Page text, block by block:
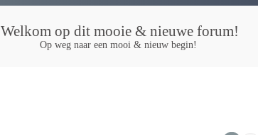
Welkom op dit mooie & nieuwe forum!
Op weg naar een mooi & nieuw begin!